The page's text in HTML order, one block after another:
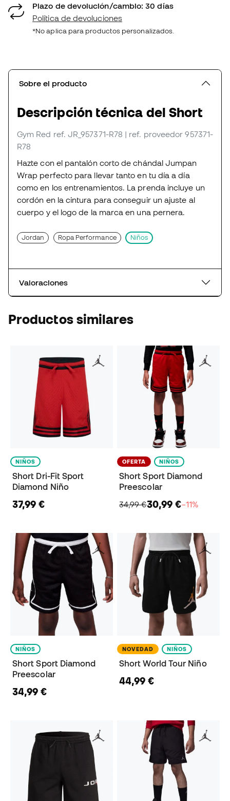
Plazo de devolución/cambio: 30 días
Política de devoluciones
*No aplica para productos personalizados.
Sobre el producto
Descripción técnica del Short
Gym Red ref. JR_957371-R78 | ref. proveedor 957371-
R78
Hazte con el pantalón corto de chándal Jumpan
Wrap perfecto para llevar tanto en tu día a día
como en los entrenamientos. La prenda incluye un
cordón en la cintura para conseguir un ajuste al
cuerpo y el logo de la marca en una pernera.
Jordan Ropa Performance Niños
Valoraciones
Productos similares
NIÑOS
Short Dri-Fit Sport
Diamond Niño
37,99 €
OFERTA NIÑOS
Short Sport Diamond
Preescolar
34,99 €30,99 €−11%
NIÑOS
Short Sport Diamond
Preescolar
34,99 €
NOVEDAD NIÑOS
Short World Tour Niño
44,99 €